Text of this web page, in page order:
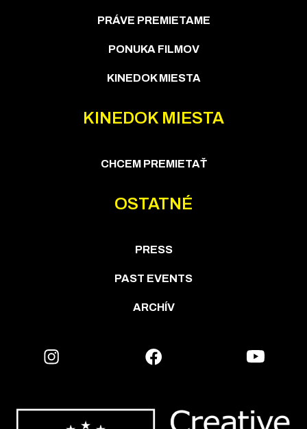
PRÁVE PREMIETAME
PONUKA FILMOV
KINEDOK MIESTA
KINEDOK MIESTA
CHCEM PREMIETAŤ
OSTATNÉ
PRESS
PAST EVENTS
ARCHÍV